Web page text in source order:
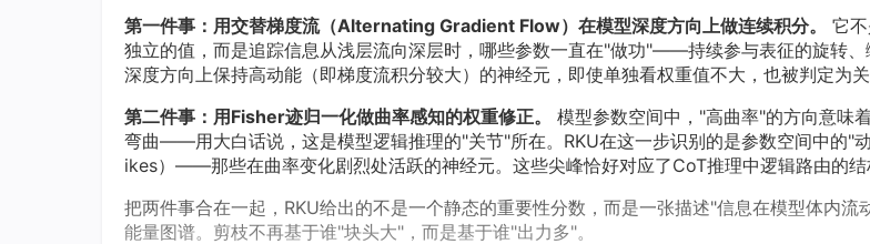
第一件事：用交替梯度流（Alternating Gradient Flow）在模型深度方向上做连续积分。
它
独立的值，而是追踪信息从浅层流向深层时，哪些参数一直在"做功"——持续参与表征的旋转、
深度方向上保持高动能（即梯度流积分较大）的神经元，即使单独看权重值不大，也被判定为关
第二件事：用Fisher迹归一化做曲率感知的权重修正。
模型参数空间中，"高曲率"的方向意味
弯曲——用大白话说，这是模型逻辑推理的"关节"所在。RKU在这一步识别的是参数空间中的"
ikes）——那些在曲率变化剧烈处活跃的神经元。这些尖峰恰好对应了CoT推理中逻辑路由的结
把两件事合在一起，RKU给出的不是一个静态的重要性分数，而是一张描述"信息在模型体内流
能量图谱。剪枝不再基于谁"块头大"，而是基于谁"出力多"。